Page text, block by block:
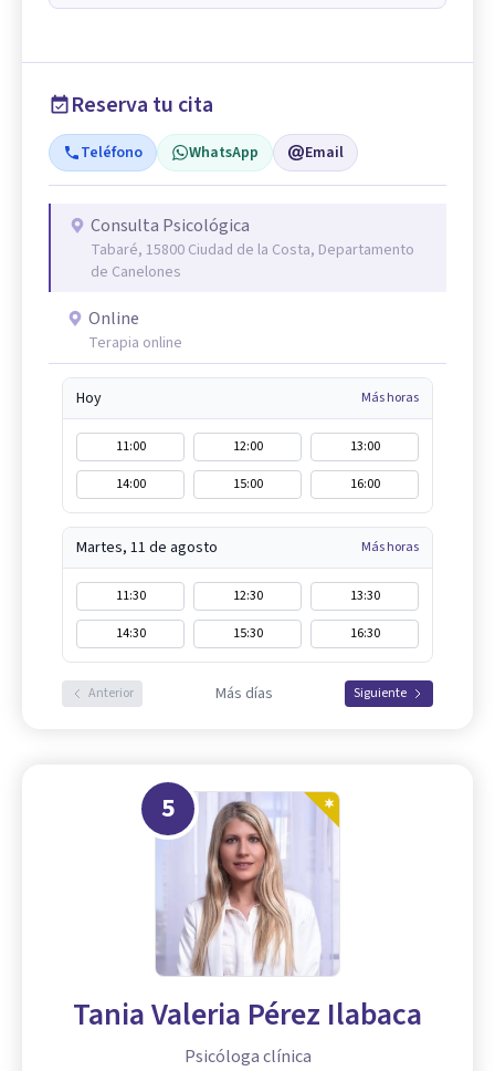
Reserva tu cita
Teléfono WhatsApp Email
Consulta Psicológica
Tabaré, 15800 Ciudad de la Costa, Departamento
de Canelones
Online
Terapia online
Hoy Más horas
11:00 12:00
13:00
14:00
15:00 16:00
Martes, 11 de agosto Más horas
11:30 12:30
13:30
14:30
15:30 16:30
Anterior Más días Siguiente
5
Tania Valeria Pérez Ilabaca
Psicóloga clínica